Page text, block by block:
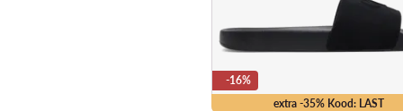
extra -35% Kood: LAST
-16%